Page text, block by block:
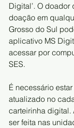
Digital’. O doador
doação em
Grosso do Sul
aplicativo MS
acessar por
SES.
É necessário
atualizado no
carteirinha digital.
ser feita nas